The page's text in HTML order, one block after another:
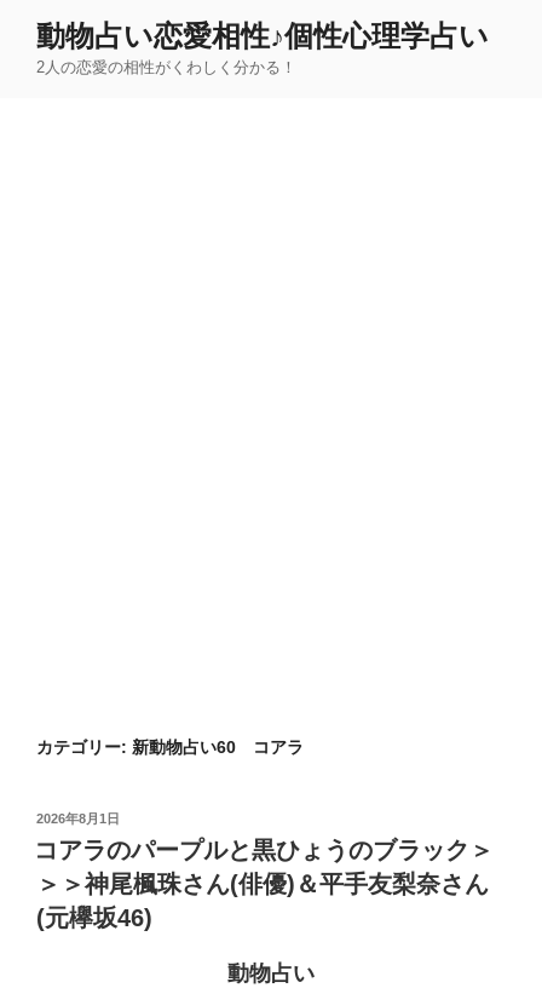
動物占い恋愛相性♪個性心理学占い
2人の恋愛の相性がくわしく分かる！
カテゴリー: 新動物占い60 コアラ
投
日:
2026年8月1日
コアラのパープルと黒ひょうのブラック＞
＞＞神尾楓珠さん(俳優)＆平手友梨奈さん
(元欅坂46)
動物占い